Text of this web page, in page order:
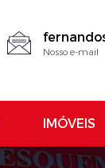
Nosso e-mail
IMÓVEIS